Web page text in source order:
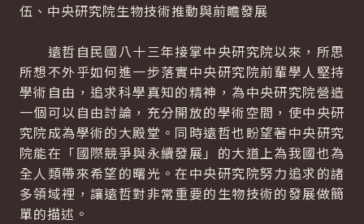
伍、中央研究院生物技術推動與前瞻發展
遠哲自民國八十三年接掌中央研究院以來，所思
所想不外乎如何進一步落實中央研究院前輩學人堅持
學術自由，追求科學真知的精神，為中央研究院營造
一個可以自由討論，充分開放的學術空間，使中央研
究院成為學術的大殿堂。同時遠哲也盼望著中央研究
院能在「國際競爭與永續發展」的大道上為我國也為
全人類帶來希望的曙光。在中央研究院努力追求的諸
多領域裡，讓遠哲對非常重要的生物技術的發展做簡
單的描述。